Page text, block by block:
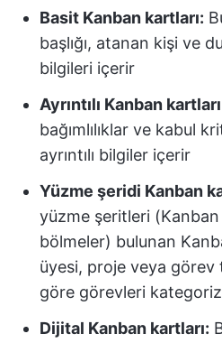
Basit Kanban kartları:
başlığı, atanan kişi ve
bilgileri içerir
Ayrıntılı Kanban
bağımlılıklar ve kabul
ayrıntılı bilgiler içerir
Yüzme şeridi Kanban
yüzme şeritleri
bölmeler) bulunan
üyesi, proje veya
göre görevleri
Dijital Kanban kartları: